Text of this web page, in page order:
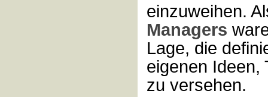
einzuweihen.
Managers
Lage, die
eigenen Ideen,
zu versehen.